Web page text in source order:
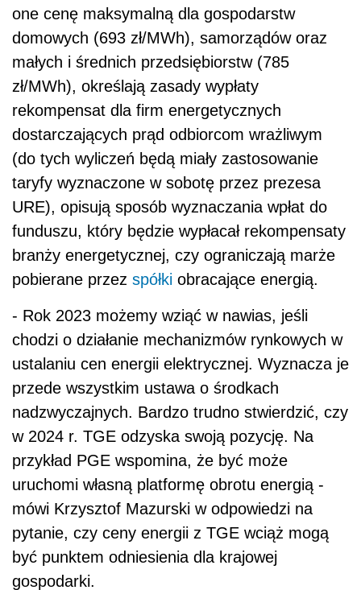
one cenę maksymalną dla gospodarstw
domowych (693 zł/MWh), samorządów oraz
małych i średnich przedsiębiorstw (785
zł/MWh), określają zasady wypłaty
rekompensat dla firm energetycznych
dostarczających prąd odbiorcom wrażliwym
(do tych wyliczeń będą miały zastosowanie
taryfy wyznaczone w sobotę przez prezesa
URE), opisują sposób wyznaczania wpłat do
funduszu, który będzie wypłacał rekompensaty
branży energetycznej, czy ograniczają marże
pobierane przez spółki obracające energią.
- Rok 2023 możemy wziąć w nawias, jeśli
chodzi o działanie mechanizmów rynkowych w
ustalaniu cen energii elektrycznej. Wyznacza je
przede wszystkim ustawa o środkach
nadzwyczajnych. Bardzo trudno stwierdzić, czy
w 2024 r. TGE odzyska swoją pozycję. Na
przykład PGE wspomina, że być może
uruchomi własną platformę obrotu energią -
mówi Krzysztof Mazurski w odpowiedzi na
pytanie, czy ceny energii z TGE wciąż mogą
być punktem odniesienia dla krajowej
gospodarki.